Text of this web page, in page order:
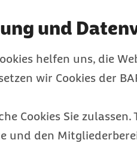
und
helfen uns, die
wir Cookies der
Cookies Sie
und den
Traumphase, in der das
des vergangenen
zwischen 90
mehrfach.
umso erholter
ins Spiel kommen.
ruhiger. Oder
Gründen auch